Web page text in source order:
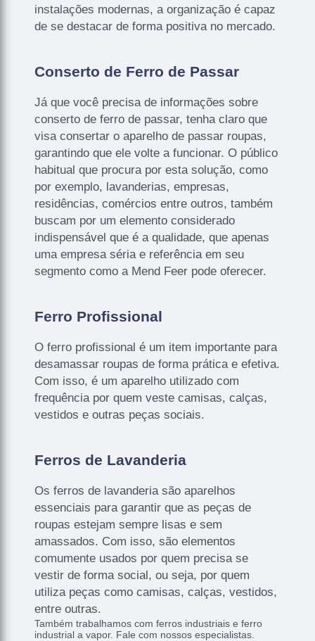
instalações modernas, a organização é capaz
de se destacar de forma positiva no mercado.
Conserto de Ferro de Passar
Já que você precisa de informações sobre
conserto de ferro de passar, tenha claro que
visa consertar o aparelho de passar roupas,
garantindo que ele volte a funcionar. O público
habitual que procura por esta solução, como
por exemplo, lavanderias, empresas,
residências, comércios entre outros, também
buscam por um elemento considerado
indispensável que é a qualidade, que apenas
uma empresa séria e referência em seu
segmento como a Mend Feer pode oferecer.
Ferro Profissional
O ferro profissional é um item importante para
desamassar roupas de forma prática e efetiva.
Com isso, é um aparelho utilizado com
frequência por quem veste camisas, calças,
vestidos e outras peças sociais.
Ferros de Lavanderia
Os ferros de lavanderia são aparelhos
essenciais para garantir que as peças de
roupas estejam sempre lisas e sem
amassados. Com isso, são elementos
comumente usados por quem precisa se
vestir de forma social, ou seja, por quem
utiliza peças como camisas, calças, vestidos,
entre outras.
Também trabalhamos com ferros industriais e ferro
industrial a vapor. Fale com nossos especialistas.